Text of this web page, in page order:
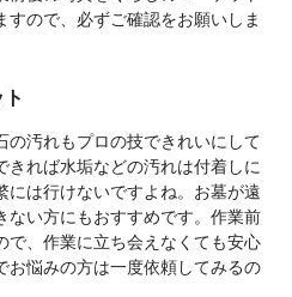
ので、必ずご確認をお願いしま
の汚れもプロの技できれいにして
きれば水垢などの汚れは付着しに
には行けないですよね。お墓が遠
ない方にもおすすめです。作業前
で、作業に立ち会えなくても安心
お悩みの方は一度依頼してみるの